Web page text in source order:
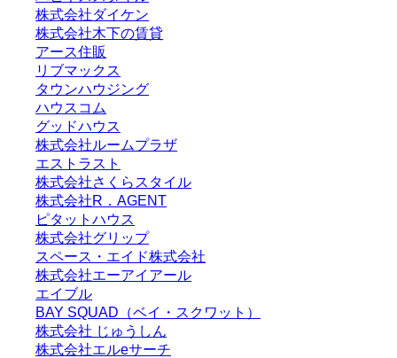
株式会社ダイケン
株式会社木下の賃貸
アース住販
リブマックス
タウンハウジング
ハウスコム
グッドハウス
株式会社ルームプラザ
エストラスト
株式会社さくらスタイル
株式会社R．AGENT
ピタットハウス
株式会社グリップ
スペース・エイド株式会社
株式会社エーアイアール
エイブル
BAY SQUAD（ベイ・スクワット）
株式会社 じゅうしん
株式会社エルeサーチ